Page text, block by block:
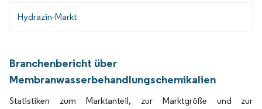
Hydrazin-Markt
Branchenbericht über
Membranwasserbehandlungschemikalien
Statistiken zum Marktanteil, zur Marktgröße und zur